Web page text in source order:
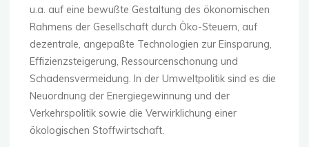
u.a. auf eine bewußte Gestaltung des ökonomischen
Rahmens der Gesellschaft durch Öko-Steuern, auf
dezentrale, angepaßte Technologien zur Einsparung,
Effizienzsteigerung, Ressourcenschonung und
Schadensvermeidung. In der Umweltpolitik sind es die
Neuordnung der Energiegewinnung und der
Verkehrspolitik sowie die Verwirklichung einer
ökologischen Stoffwirtschaft.